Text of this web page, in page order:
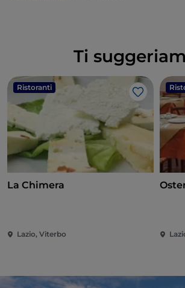
Ti
Ristoranti
Like
La Chimera
Lazio, Viterbo